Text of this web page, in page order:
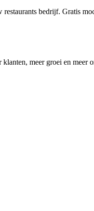
restaurants bedrijf. Gratis
meer groei en meer